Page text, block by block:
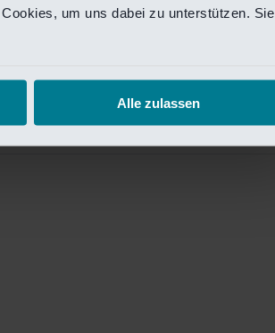
um uns dabei zu unterstützen. Sie
Alle zulassen
Management
Kempen Research